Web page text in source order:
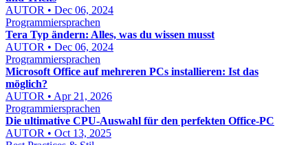
AUTOR • Dec 06, 2024
Programmiersprachen
Tera Typ ändern: Alles, was du wissen musst
AUTOR • Dec 06, 2024
Programmiersprachen
Microsoft Office auf mehreren PCs installieren: Ist das
möglich?
AUTOR • Apr 21, 2026
Programmiersprachen
Die ultimative CPU-Auswahl für den perfekten Office-PC
AUTOR • Oct 13, 2025